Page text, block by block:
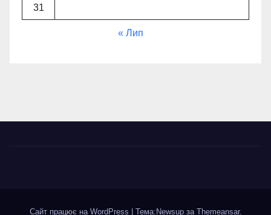
31
« Лип
Сайт працює на WordPress Тема:Newsup за Themeansar.